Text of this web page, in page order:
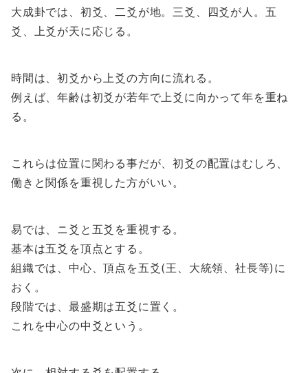
大成卦では、初爻、二爻が地。三爻、四爻が人。五
爻、上爻が天に応じる。
時間は、初爻から上爻の方向に流れる。
例えば、年齢は初爻が若年で上爻に向かって年を重ね
る。
これらは位置に関わる事だが、初爻の配置はむしろ、
働きと関係を重視した方がいい。
易では、ニ爻と五爻を重視する。
基本は五爻を頂点とする。
組織では、中心、頂点を五爻(王、大統領、社長等)に
おく。
段階では、最盛期は五爻に置く。
これを中心の中爻という。